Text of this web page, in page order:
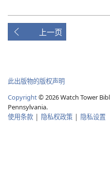
上一页
此出版物的版权声明
Copyright© 2026Watch Tower
Pennsylvania.
使用条款 | 隐私权政策 | 隐私设置